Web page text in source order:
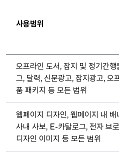
사용범위
오프라인 도서, 잡지 및 정기간행
그, 달력, 신문광고, 잡지광고, 오
품 패키지 등 모든 범위
웹페이지 디자인, 웹페이지 내 배
사내 사보, E-카탈로그, 전자 브
디자인 이미지 등 모든 범위